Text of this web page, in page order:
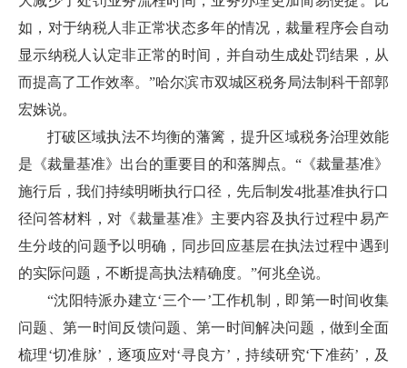
如，对于纳税人非正常状态多年的情况，裁量程序会自动
显示纳税人认定非正常的时间，并自动生成处罚结果，从
而提高了工作效率。”哈尔滨市双城区税务局法制科干部郭
宏姝说。
打破区域执法不均衡的藩篱，提升区域税务治理效能
是《裁量基准》出台的重要目的和落脚点。“《裁量基准》
施行后，我们持续明晰执行口径，先后制发4批基准执行口
径问答材料，对《裁量基准》主要内容及执行过程中易产
生分歧的问题予以明确，同步回应基层在执法过程中遇到
的实际问题，不断提高执法精确度。”何兆垒说。
“沈阳特派办建立‘三个一’工作机制，即第一时间收集
问题、第一时间反馈问题、第一时间解决问题，做到全面
梳理‘切准脉’，逐项应对‘寻良方’，持续研究‘下准药’，及